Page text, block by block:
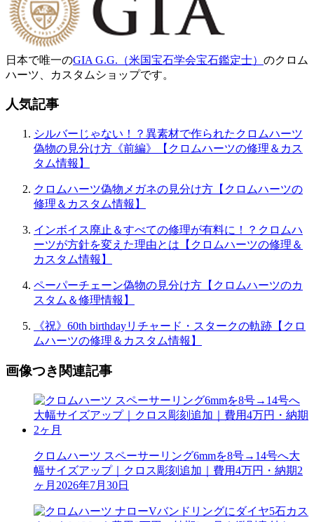
日本で唯一のGIA G.G.（米国宝石学会宝石鑑定士） のクロム
ハーツ、カスタムショップです。
人気記事
シルバーじゃない！？異素材で作られたクロムハーツ
偽物の見分け方《前編》【クロムハーツの修理＆カス
タム情報】
クロムハーツ偽物メガネの見分け方【クロムハーツの
修理＆カスタム情報】
インボイス廃止＆すべての修理が有料に！？クロムハ
ーツが方針を変えた理由とは【クロムハーツの修理＆
カスタム情報】
ペーパーチェーン偽物の見分け方【クロムハーツのカ
スタム＆修理情報】
《祝》60th birthdayリチャード・スタークの軌跡【クロ
ムハーツの修理＆カスタム情報】
画像つき関連記事
クロムハーツ スペーサーリング6mmを8号→14号へ大
幅サイズアップ｜クロス彫刻追加｜費用4万円・納期2
ヶ月 2026年7月30日